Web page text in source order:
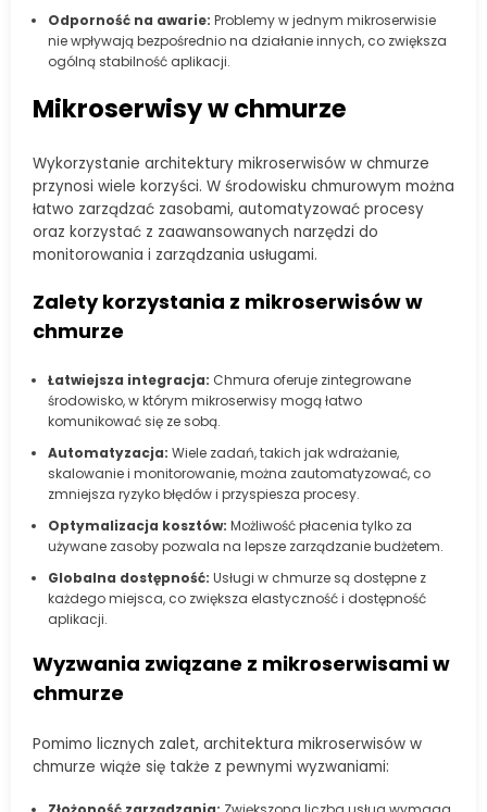
Odporność na awarie: Problemy w jednym mikroserwisie
nie wpływają bezpośrednio na działanie innych, co zwiększa
ogólną stabilność aplikacji.
Mikroserwisy w chmurze
Wykorzystanie architektury mikroserwisów w chmurze
przynosi wiele korzyści. W środowisku chmurowym można
łatwo zarządzać zasobami, automatyzować procesy
oraz korzystać z zaawansowanych narzędzi do
monitorowania i zarządzania usługami.
Zalety korzystania z mikroserwisów w
chmurze
Łatwiejsza integracja: Chmura oferuje zintegrowane
środowisko, w którym mikroserwisy mogą łatwo
komunikować się ze sobą.
Automatyzacja: Wiele zadań, takich jak wdrażanie,
skalowanie i monitorowanie, można zautomatyzować, co
zmniejsza ryzyko błędów i przyspiesza procesy.
Optymalizacja kosztów: Możliwość płacenia tylko za
używane zasoby pozwala na lepsze zarządzanie budżetem.
Globalna dostępność: Usługi w chmurze są dostępne z
każdego miejsca, co zwiększa elastyczność i dostępność
aplikacji.
Wyzwania związane z mikroserwisami w
chmurze
Pomimo licznych zalet, architektura mikroserwisów w
chmurze wiąże się także z pewnymi wyzwaniami: